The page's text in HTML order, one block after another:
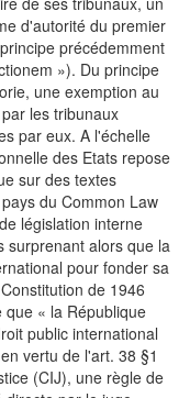
d'autorité du premier
précédemment
»). Du principe
une exemption au
les tribunaux
par eux. A l'échelle
des Etats repose
sur des textes
du Common Law
législation interne
surprenant alors que la
pour fonder sa
de 1946
« la République
public international
vertu de l'art. 38 §1
(CIJ), une règle de